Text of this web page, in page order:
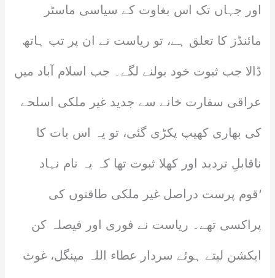
اور جہاں تک اس بغاوت کے سیاسی ماسٹر
مائنڈز کا تعلق ہے، تو ریاست نے ان پر تب ہاتھ
ڈالا جب ثبوت خود بولنے لگے۔ جب اسلام آباد میں
عراقی سفارت خانے سے جدید غیر ملکی اسلحے
کی بھاری کھیپ پکڑی گئی، تو یہ اس بات کا
ناقابلِ تردید اور کھلا ثبوت تھا کہ یہ نام نہاد
‘قوم پرست دراصل غیر ملکی طاقتوں کی
پراکسی تھے۔ ریاست نے فوری اور فیصلہ کن
ایکشن لیتے ہوئے سردار عطاء اللہ مینگل، غوث